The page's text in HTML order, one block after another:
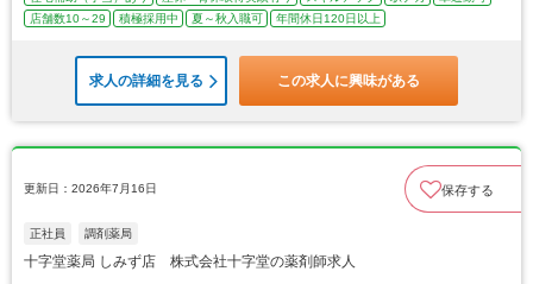
店舗数10～29
積極採用中 夏～秋入職可 年間休日120日以上
求人の詳細を見る この求人に興味がある
更新日：2026年7月16日 保存する
正社員 調剤薬局
十字堂薬局 しみず店 株式会社十字堂の薬剤師求人